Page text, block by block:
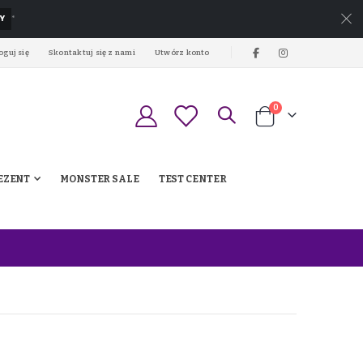
*
się Skontaktuj się z nami Utwórz konto
Koszyk
0produkty
MONSTER SALE TEST CENTER